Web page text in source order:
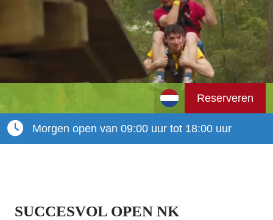
Reserveren
Morgen open van 09:00 uur tot 18:00 uur
SUCCESVOL OPEN NK